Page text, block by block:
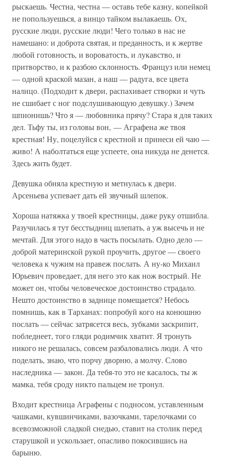
рыскаешь. Честна, честна — оставь тебе казну, копейкой
не попользуешься, а винцо тайком вылакаешь. Ох,
русские люди, русские люди! Чего только в нас не
намешано: и доброта святая, и преданность, и к жертве
любой готовность, и вороватость, и лукавство, и
притворство, и к разбою склонность. Француз или немец
— одной краской мазан, а наш — радуга, все цвета
налицо. (Подходит к двери, распахивает створки и чуть
не сшибает с ног подслушивающую девушку.) Зачем
шпионишь? Что я — любовника прячу? Стара я для таких
дел. Тьфу ты, из головы вон, — Аграфена же твоя
крестная! Ну, поцелуйся с крестной и принеси ей чаю —
живо! А наболтаться еще успеете, она никуда не денется.
Здесь жить будет.
Девушка обняла крестную и метнулась к двери.
Арсеньева успевает дать ей звучный шлепок.
Хороша натяжка у твоей крестницы, даже руку отшибла.
Разучилась я тут бесстыдниц шлепать, а уж высечь и не
мечтай. Для этого надо в часть посылать. Одно дело —
доброй материнской рукой проучить, другое — своего
человека к чужим на правеж послать. А ну-ко Михаил
Юрьевич проведает, для него это как нож вострый. Не
может он, чтобы человеческое достоинство страдало.
Нешто достоинство в заднице помещается? Небось
помнишь, как в Тарханах: попробуй кого на конюшню
послать — сейчас затрясется весь, зубками заскрипит,
побледнеет, того гляди родимчик хватит. Я тронуть
никого не решалась, совсем разбаловались люди. А что
поделать, знаю, что порчу дворню, а молчу. Слово
наследника — закон. Да тебя-то это не касалось, ты ж
мамка, тебя сроду никто пальцем не тронул.
Входит крестница Аграфены с подносом, уставленным
чашками, кувшинчиками, вазочками, тарелочками со
всевозможной сладкой снедью, ставит на столик перед
старушкой и ускользает, опасливо покосившись на
барыню.